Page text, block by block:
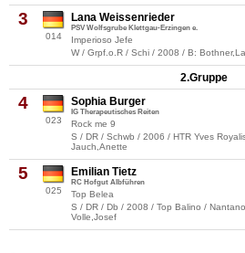
3
014
Lana Weissenrieder
PSV Wolfsgrube Klettgau-Erzingen e.
Imperioso Jefe
W / Grpf.o.R / Schi / 2008 / B:
2.Gruppe
4
023
Sophia Burger
IG Therapeutisches Reiten
Rock me 9
S / DR / Schwb / 2006 / HTR Yves
Jauch,Anette
5
025
Emilian Tietz
RC Hofgut Albführen
Top Belea
S / DR / Db / 2008 / Top Balino /
Volle,Josef